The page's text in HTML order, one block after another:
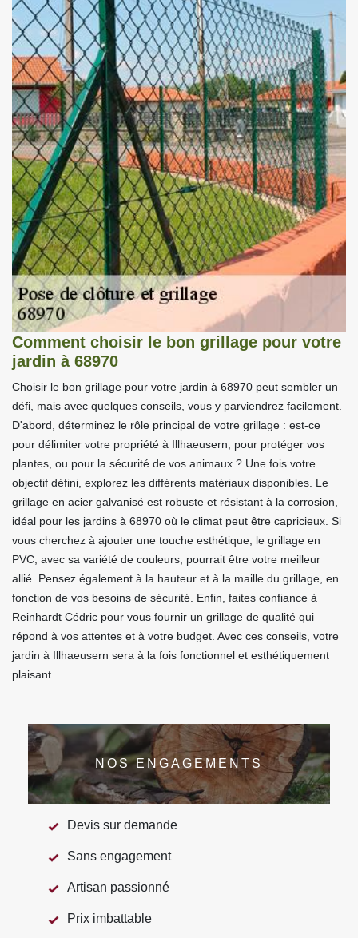
Comment choisir le bon grillage pour votre
jardin à 68970
Choisir le bon grillage pour votre jardin à 68970 peut sembler un
défi, mais avec quelques conseils, vous y parviendrez facilement.
D'abord, déterminez le rôle principal de votre grillage : est-ce
pour délimiter votre propriété à Illhaeusern, pour protéger vos
plantes, ou pour la sécurité de vos animaux ? Une fois votre
objectif défini, explorez les différents matériaux disponibles. Le
grillage en acier galvanisé est robuste et résistant à la corrosion,
idéal pour les jardins à 68970 où le climat peut être capricieux. Si
vous cherchez à ajouter une touche esthétique, le grillage en
PVC, avec sa variété de couleurs, pourrait être votre meilleur
allié. Pensez également à la hauteur et à la maille du grillage, en
fonction de vos besoins de sécurité. Enfin, faites confiance à
Reinhardt Cédric pour vous fournir un grillage de qualité qui
répond à vos attentes et à votre budget. Avec ces conseils, votre
jardin à Illhaeusern sera à la fois fonctionnel et esthétiquement
plaisant.
NOS ENGAGEMENTS
Devis sur demande
Sans engagement
Artisan passionné
Prix imbattable